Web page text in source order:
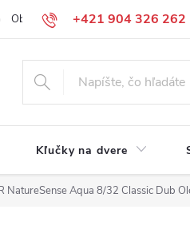
+421 904 326 262
Obchodné podmienky
Kľučky na dvere
NatureSense Aqua 8/32 Classic Dub